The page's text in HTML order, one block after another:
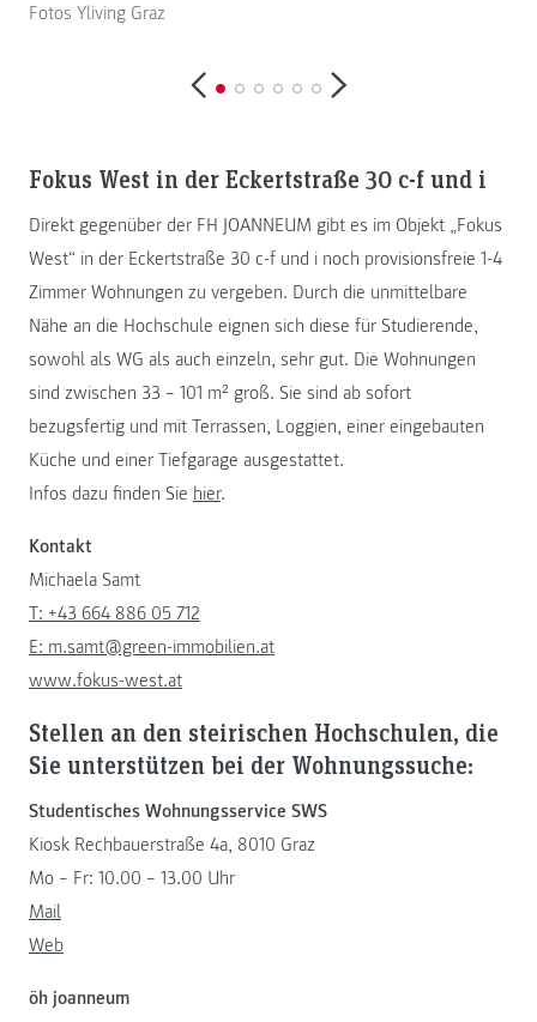
Fotos Yliving Graz
Fokus West in der Eckertstraße 30 c-f und i
Direkt gegenüber der FH JOANNEUM gibt es im Objekt „Fokus
West“ in der Eckertstraße 30 c-f und i noch provisionsfreie 1-4
Zimmer Wohnungen zu vergeben. Durch die unmittelbare
Nähe an die Hochschule eignen sich diese für Studierende,
sowohl als WG als auch einzeln, sehr gut. Die Wohnungen
sind zwischen 33 – 101 m² groß. Sie sind ab sofort
bezugsfertig und mit Terrassen, Loggien, einer eingebauten
Küche und einer Tiefgarage ausgestattet.
Infos dazu finden Sie hier.
Kontakt
Michaela Samt
T: +43 664 886 05 712
E: m.samt@green-immobilien.at
www.fokus-west.at
Stellen an den steirischen Hochschulen, die
Sie unterstützen bei der Wohnungssuche:
Studentisches Wohnungsservice SWS
Kiosk Rechbauerstraße 4a, 8010 Graz
Mo – Fr: 10.00 – 13.00 Uhr
Mail
Web
öh joanneum